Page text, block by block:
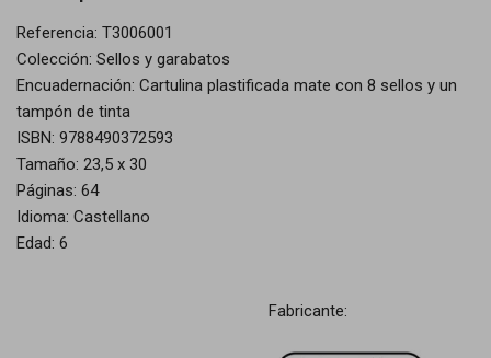
Referencia: T3006001
Colección: Sellos y garabatos
Encuadernación: Cartulina plastificada mate con 8 sellos y un
tampón de tinta
ISBN: 9788490372593
Tamaño: 23,5 x 30
Páginas: 64
Idioma: Castellano
Edad: 6
Fabricante: